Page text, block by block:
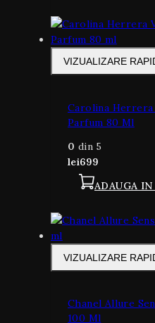
VIZUALIZARE
Carolina Herrera
Parfum 80 Ml
0 din 5
lei699
ADAUGA IN
VIZUALIZARE
Chanel Allure
100 Ml